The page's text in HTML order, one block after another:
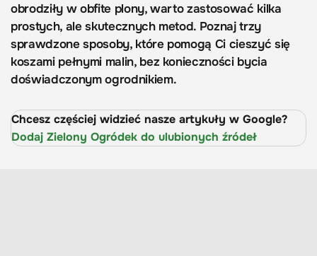
obrodziły w obfite plony, warto zastosować kilka
prostych, ale skutecznych metod. Poznaj trzy
sprawdzone sposoby, które pomogą Ci cieszyć się
koszami pełnymi malin, bez konieczności bycia
doświadczonym ogrodnikiem.
Chcesz częściej widzieć nasze artykuły w Google?
Dodaj Zielony Ogródek do ulubionych źródeł